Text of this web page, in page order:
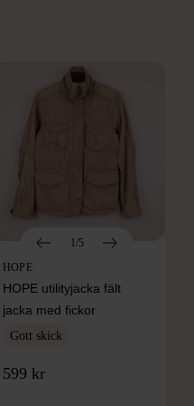
1/5
HOPE
HOPE utilityjacka fält
jacka med fickor
Gott skick
599 kr